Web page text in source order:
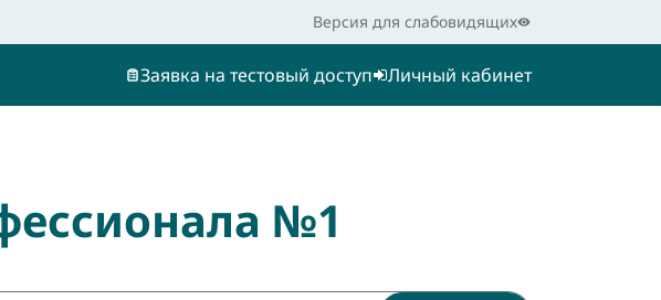
Версия для слабовидящих
Заявка на тестовый доступ Личный кабинет
№1